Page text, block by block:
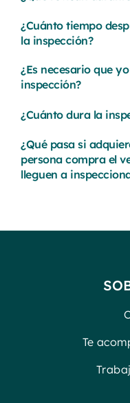
¿Cuánto tiempo
la inspección?
¿Es necesario que
inspección?
¿Cuánto dura la
¿Qué pasa si
persona compra el
lleguen a
Te